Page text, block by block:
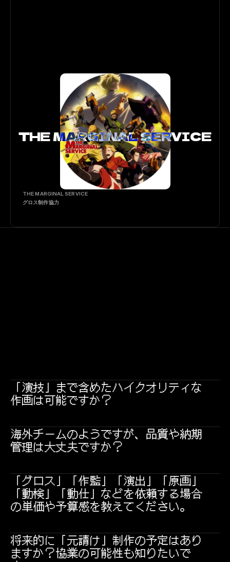
THE MARGINAL SERVICE
THE MARGINAL SERVICE
グロス制作協力
「演技」まで含めたハイクオリティな
作画は可能ですか？
海外チームのようですが、品質や納期
管理は大丈夫ですか？
「グロス」「作監」「演出」「原画」
「動検」「動仕」などを依頼する場合
の単価や予算感を教えてください。
将来的に「元請け」制作の予定はあり
ますか？協業の可能性も知りたいで